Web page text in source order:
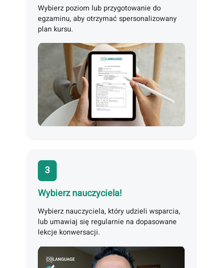
2
Wybierz plan kursu
Wybierz poziom lub przygotowanie do
egzaminu, aby otrzymać spersonalizowany
plan kursu.